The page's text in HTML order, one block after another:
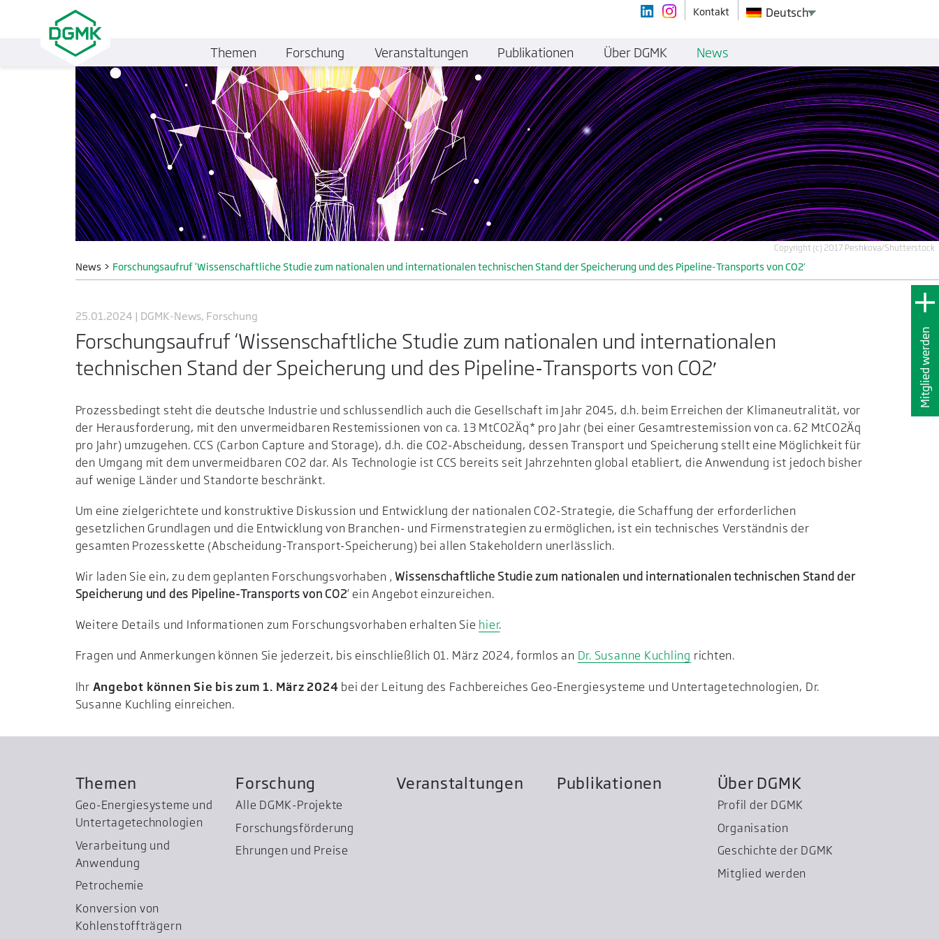
Mitglied werden
Copyright (c) 2017 Peshkova/Shutterstock
News> Forschungsaufruf ‘Wissenschaftliche Studie zum nationalen und internationalen technischen Stand der Speicherung und des Pipeline-Transports von CO2′
25.01.2024 | DGMK-News, Forschung
Forschungsaufruf ‘Wissenschaftliche Studie zum nationalen und internationalen
technischen Stand der Speicherung und des Pipeline-Transports von CO2′
Prozessbedingt steht die deutsche Industrie und schlussendlich auch die Gesellschaft im Jahr 2045, d.h. beim Erreichen der Klimaneutralität, vor
der Herausforderung, mit den unvermeidbaren Restemissionen von ca. 13 MtCO2Äq* pro Jahr (bei einer Gesamtrestemission von ca. 62 MtCO2Äq
pro Jahr) umzugehen. CCS (Carbon Capture and Storage), d.h. die CO2-Abscheidung, dessen Transport und Speicherung stellt eine Möglichkeit für
den Umgang mit dem unvermeidbaren CO2 dar. Als Technologie ist CCS bereits seit Jahrzehnten global etabliert, die Anwendung ist jedoch bisher
auf wenige Länder und Standorte beschränkt.
Um eine zielgerichtete und konstruktive Diskussion und Entwicklung der nationalen CO2-Strategie, die Schaffung der erforderlichen
gesetzlichen Grundlagen und die Entwicklung von Branchen- und Firmenstrategien zu ermöglichen, ist ein technisches Verständnis der
gesamten Prozesskette (Abscheidung-Transport-Speicherung) bei allen Stakeholdern unerlässlich.
Wir laden Sie ein, zu dem geplanten Forschungsvorhaben ‚ Wissenschaftliche Studie zum nationalen und internationalen technischen Stand der
Speicherung und des Pipeline-Transports von CO2‘ ein Angebot einzureichen.
Weitere Details und Informationen zum Forschungsvorhaben erhalten Sie hier.
Fragen und Anmerkungen können Sie jederzeit, bis einschließlich 01. März 2024, formlos an Dr. Susanne Kuchling richten.
Ihr Angebot können Sie bis zum 1. März 2024 bei der Leitung des Fachbereiches Geo-Energiesysteme und Untertagetechnologien, Dr.
Susanne Kuchling einreichen.
Themen
Geo-Energiesysteme und
Untertage­technologien
Verarbeitung und
Anwendung
Petrochemie
Konversion von
Kohlenstoffträgern
Forschung
Alle DGMK-Projekte
Forschungsförderung
Ehrungen und Preise
Veranstaltungen Publikationen Über DGMK
Profil der DGMK
Organisation
Geschichte der DGMK
Mitglied werden
Kontakt Deutsch
Themen Forschung Veranstaltungen Publikationen Über DGMK News